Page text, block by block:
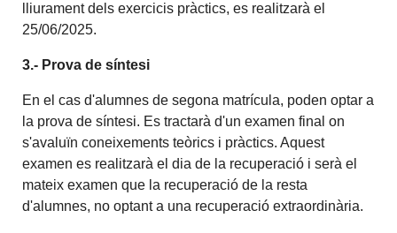
lliurament dels exercicis pràctics, es realitzarà el
25/06/2025.
3.- Prova de síntesi
En el cas d'alumnes de segona matrícula, poden optar a
la prova de síntesi. Es tractarà d'un examen final on
s'avaluïn coneixements teòrics i pràctics. Aquest
examen es realitzarà el dia de la recuperació i serà el
mateix examen que la recuperació de la resta
d'alumnes, no optant a una recuperació extraordinària.